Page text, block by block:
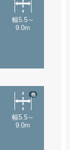
幅5.5～
9.0m
幅5.5～
9.0m
他